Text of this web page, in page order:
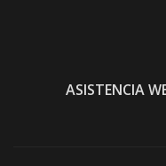
ASISTENCIA